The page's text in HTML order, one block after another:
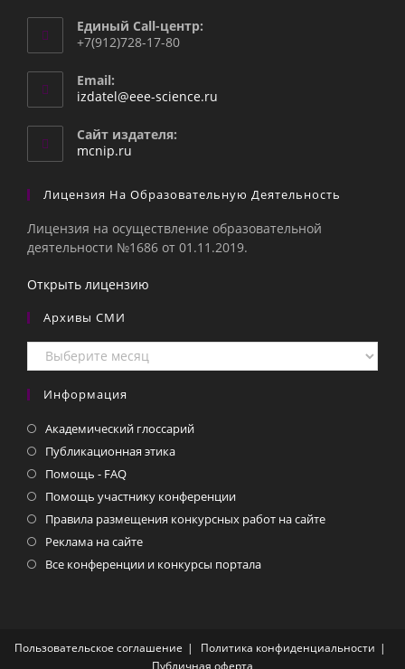
Единый Call-центр:
+7(912)728-17-80
Email:
izdatel@eee-science.ru
Сайт издателя:
mcnip.ru
Лицензия На Образовательную Деятельность
Лицензия на осуществление образовательной
деятельности №1686 от 01.11.2019.
Открыть лицензию
Архивы СМИ
Архивы
СМИ
Информация
Академический глоссарий
Публикационная этика
Помощь - FAQ
Помощь участнику конференции
Правила размещения конкурсных работ на сайте
Реклама на сайте
Все конференции и конкурсы портала
Пользовательское соглашение
Политика конфиденциальности
Публичная оферта